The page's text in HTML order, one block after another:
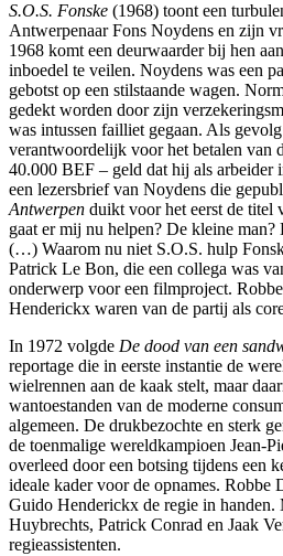
S.O.S. Fonske (1968) toont een
Antwerpenaar Fons Noydens en zijn
1968 komt een deurwaarder bij hen
inboedel te veilen. Noydens was een
gebotst op een stilstaande wagen.
gedekt worden door zijn
was intussen failliet gegaan. Als
verantwoordelijk voor het betalen van
40.000 BEF – geld dat hij als arbeider
een lezersbrief van Noydens die
Antwerpen duikt voor het eerst de titel
gaat er mij nu helpen? De kleine
(…) Waarom nu niet S.O.S. hulp
Patrick Le Bon, die een collega was
onderwerp voor een filmproject.
Henderickx waren van de partij als
In 1972 volgde De dood van een
reportage die in eerste instantie de
wielrennen aan de kaak stelt, maar
wantoestanden van de moderne
algemeen. De drukbezochte en sterk
de toenmalige wereldkampioen Jean-
overleed door een botsing tijdens een
ideale kader voor de opnames. Robbe
Guido Henderickx de regie in handen.
Huybrechts, Patrick Conrad en Jaak
regieassistenten.